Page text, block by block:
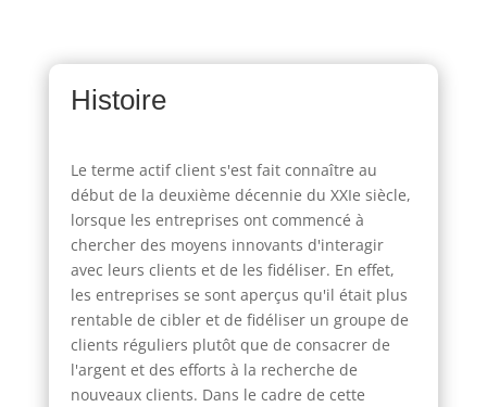
Histoire
Le terme actif client s'est fait connaître au
début de la deuxième décennie du XXIe siècle,
lorsque les entreprises ont commencé à
chercher des moyens innovants d'interagir
avec leurs clients et de les fidéliser. En effet,
les entreprises se sont aperçus qu'il était plus
rentable de cibler et de fidéliser un groupe de
clients réguliers plutôt que de consacrer de
l'argent et des efforts à la recherche de
nouveaux clients. Dans le cadre de cette